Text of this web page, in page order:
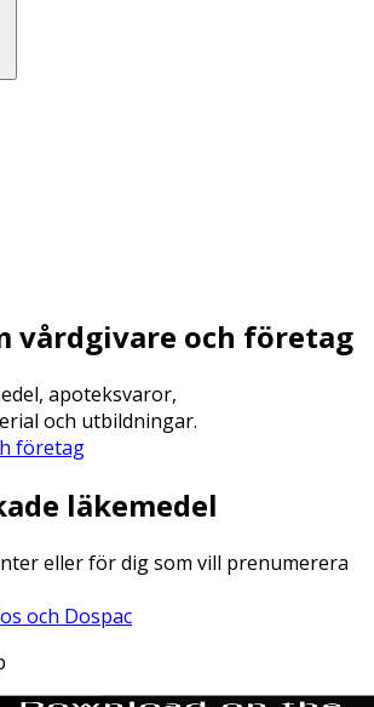
vårdgivare och företag
apoteksvaror,
och utbildningar.
företag
läkemedel
eller för dig som vill prenumerera
och Dospac